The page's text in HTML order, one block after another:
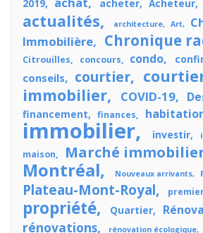
2019 acheter Acheteur
actualités architecture Art
Immobilière
Chronique
Citrouilles concours condo
conseils courtier
immobilier
COVID-19
financement finances
immobilier investir
maison Marché
Montréal Nouveaux arrivants
Plateau-Mont-Royal
propriété Quartier
rénovations rénovation écologique